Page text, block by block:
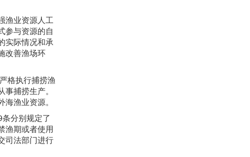
渔业资源人工
参与资源的自
实际情况和承
改善渔场环
格执行捕捞渔
捕捞生产。
渔业资源。
分别规定了
渔期或者使用
司法部门进行